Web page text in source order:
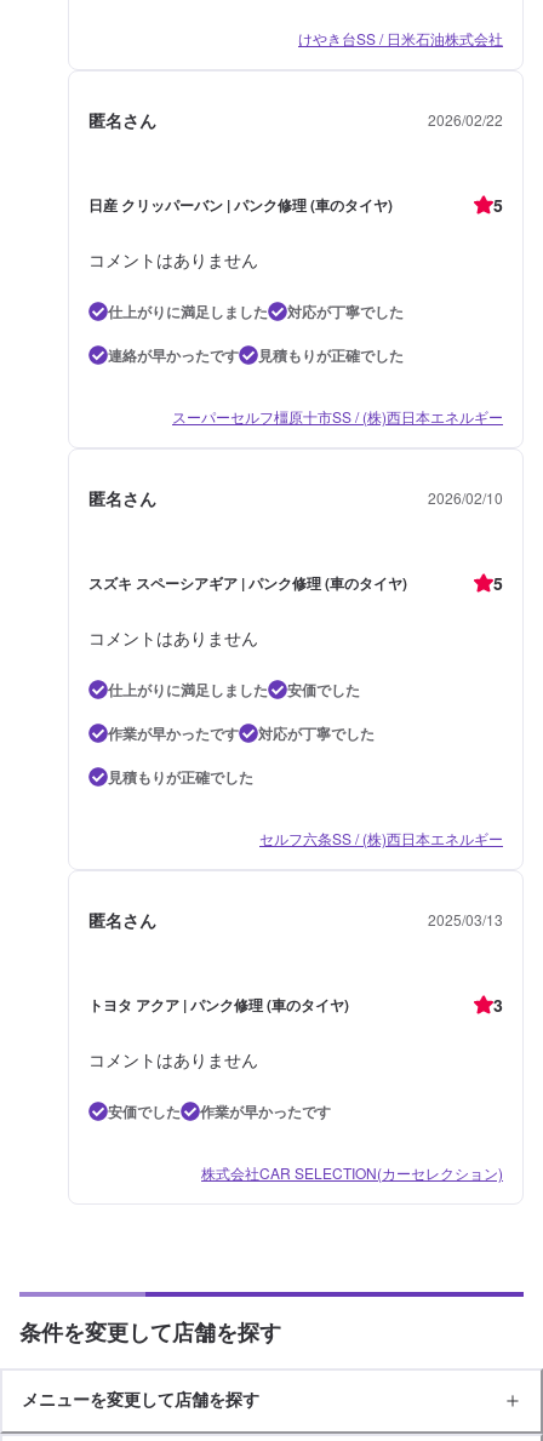
けやき台SS / 日米石油株式会社
匿名さん 2026/02/22
日産 クリッパーバン | パンク修理 (車のタイヤ) 5
コメントはありません
仕上がりに満足しました
対応が丁寧でした
連絡が早かったです
見積もりが正確でした
スーパーセルフ橿原十市SS / (株)西日本エネルギー
匿名さん 2026/02/10
スズキ スペーシアギア | パンク修理 (車のタイヤ) 5
コメントはありません
仕上がりに満足しました
安価でした
作業が早かったです
対応が丁寧でした
見積もりが正確でした
セルフ六条SS / (株)西日本エネルギー
匿名さん 2025/03/13
トヨタ アクア | パンク修理 (車のタイヤ) 3
コメントはありません
安価でした 作業が早かったです
株式会社CAR SELECTION(カーセレクション)
条件を変更して店舗を探す
メニューを変更して店舗を探す